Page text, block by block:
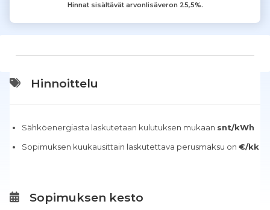
Hinnat sisältävät arvonlisäveron 25,5%.
Hinnoittelu
Sähköenergiasta laskutetaan kulutuksen mukaan snt/kWh
Sopimuksen kuukausittain laskutettava perusmaksu on €/kk
Sopimuksen kesto